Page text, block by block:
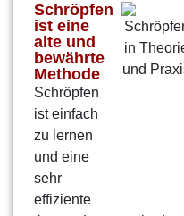
Schröpfen
ist eine
alte und
bewährte
Methode
Schröpfen
ist einfach
zu lernen
und eine
sehr
effiziente